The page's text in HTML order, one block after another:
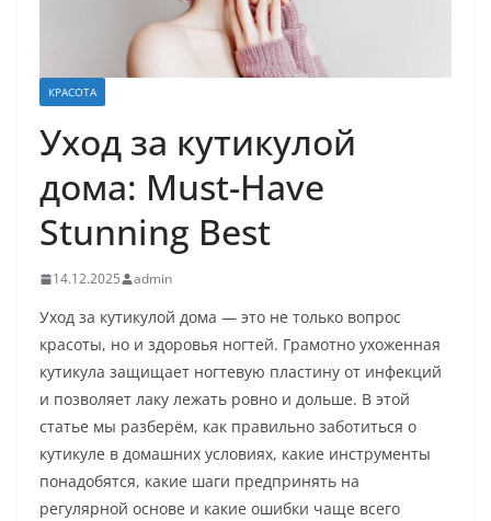
КРАСОТА
Уход за кутикулой
дома: Must-Have
Stunning Best
14.12.2025 admin
Уход за кутикулой дома — это не только вопрос
красоты, но и здоровья ногтей. Грамотно ухоженная
кутикула защищает ногтевую пластину от инфекций
и позволяет лаку лежать ровно и дольше. В этой
статье мы разберём, как правильно заботиться о
кутикуле в домашних условиях, какие инструменты
понадобятся, какие шаги предпринять на
регулярной основе и какие ошибки чаще всего